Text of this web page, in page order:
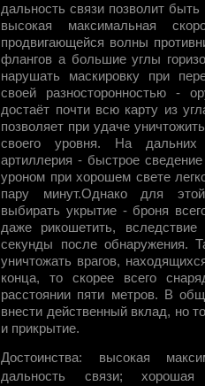
дальность связи позволит
высокая максимальная
продвигающейся волны
флангов а большие углы
нарушать маскировку при
своей разносторонностью -
достаёт почти всю карту из
позволяет при удаче
своего уровня. На дальних
артиллерия - быстрое
уроном при хорошем свете
пару минут.Однако для
выбирать укрытие - броня
даже рикошетить,
секунды после обнаружения.
уничтожать врагов,
конца, то скорее всего
расстоянии пяти метров. В
внести действенный вклад, но
и прикрытие.
Достоинства: высокая
дальность связи; хорошая